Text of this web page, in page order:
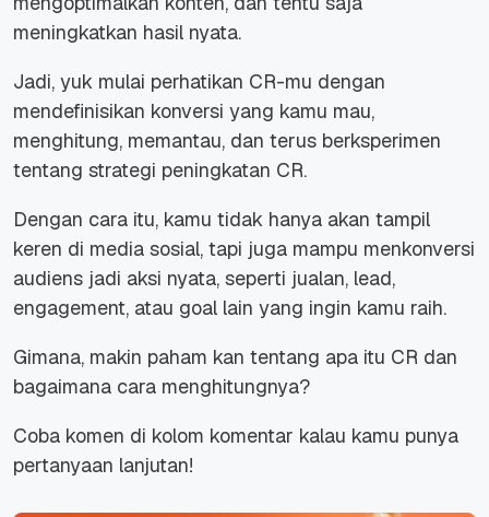
meningkatkan hasil nyata.
Jadi, yuk mulai perhatikan CR-mu dengan
mendefinisikan konversi yang kamu mau,
menghitung, memantau, dan terus berksperimen
tentang strategi peningkatan CR.
Dengan cara itu, kamu tidak hanya akan tampil
keren di media sosial, tapi juga mampu menkonversi
audiens jadi aksi nyata, seperti jualan, lead,
engagement, atau goal lain yang ingin kamu raih.
Gimana, makin paham kan tentang apa itu CR dan
bagaimana cara menghitungnya?
Coba komen di kolom komentar kalau kamu punya
pertanyaan lanjutan!